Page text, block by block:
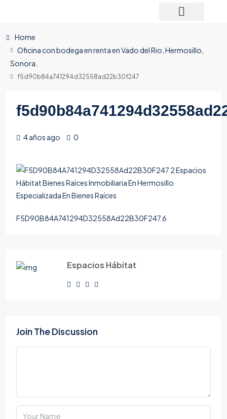
Home
Oficina con bodega en renta en Vado del Rio, Hermosillo,
Sonora.
f5d90b84a741294d32558ad22b30f247
4 años ago 0
F5D90B84A741294D32558Ad22B30F247 6
Espacios Hábitat
Join The Discussion